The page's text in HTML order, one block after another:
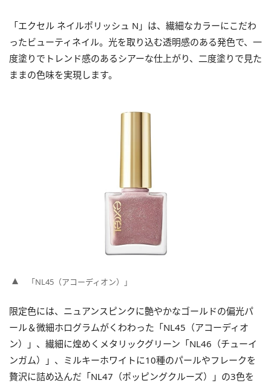
「エクセル ネイルポリッシュ N」は、繊細なカラーにこだわ
ったビューティネイル。光を取り込む透明感のある発色で、一
度塗りでトレンド感のあるシアーな仕上がり、二度塗りで見た
ままの色味を実現します。
「NL45（アコーディオン）」
限定色には、ニュアンスピンクに艶やかなゴールドの偏光パ
ール＆微細ホログラムがくわわった「NL45（アコーディオ
ン）」、繊細に煌めくメタリックグリーン「NL46（チューイ
ンガム）」、ミルキーホワイトに10種のパールやフレークを
贅沢に詰め込んだ「NL47（ポッピングクルーズ）」の3色を